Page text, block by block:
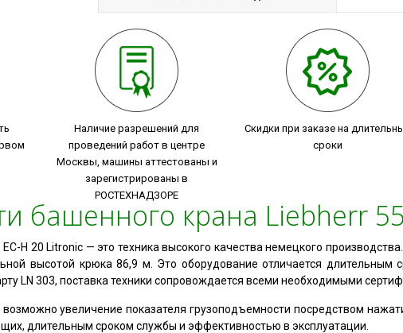
Наличие разрешений для
проведений работ в центре
Москвы, машины аттестованы и
зарегистрированы в
РОСТЕХНАДЗОРЕ
Скидки при заказе на
сроки
башенного крана Liebherr
H 20 Litronic — это техника высокого качества немецкого
высотой крюка 86,9 м. Это оборудование отличается длительным
LN 303, поставка техники сопровождается всеми необходимыми
возможно увеличение показателя грузоподъемности посредством
длительным сроком службы и эффективностью в эксплуатации.